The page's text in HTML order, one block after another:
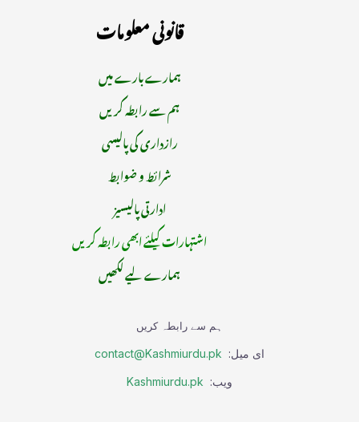
قانونی معلومات
ہمارے بارے میں
ہم سے رابطہ کریں
رازداری کی پالیسی
شرائط و ضوابط
ادارتی پالیسیز
اشتہارات کیلئے ابھی رابطہ کریں
ہمارے لیے لکھیں
ہم سے رابطہ کریں
ای میل: contact@Kashmiurdu.pk
ویب: Kashmiurdu.pk